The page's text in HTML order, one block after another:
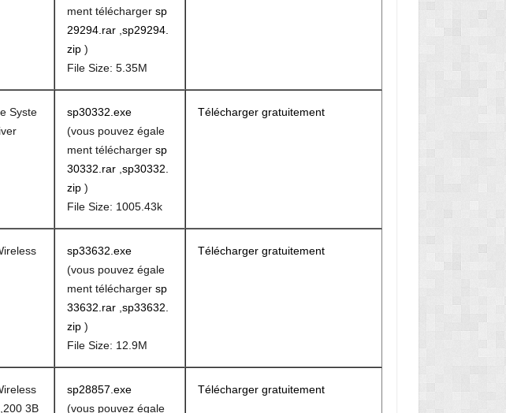
ment télécharger sp
29294.rar,sp29294.
zip)
File Size: 5.35M
Syste
sp30332.exe
(vous pouvez égale
ment télécharger sp
30332.rar,sp30332.
zip)
File Size: 1005.43k
Télécharger gratuitement
sp33632.exe
(vous pouvez égale
ment télécharger sp
33632.rar,sp33632.
zip)
File Size: 12.9M
Télécharger gratuitement
3B
sp28857.exe
(vous pouvez égale
Télécharger gratuitement